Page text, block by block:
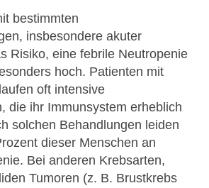
bestimmten
insbesondere akuter
Risiko, eine febrile Neutropenie
hoch. Patienten mit
oft intensive
die ihr Immunsystem erheblich
solchen Behandlungen leiden
dieser Menschen an
Bei anderen Krebsarten,
Tumoren (z. B. Brustkrebs